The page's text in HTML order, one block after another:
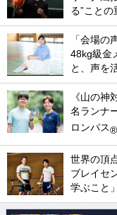
る”ことの
「会場の
48kg級金
と、声を
《山の神
名ランナ
ロンパス®
世界の頂
ブレイセ
学ぶこと